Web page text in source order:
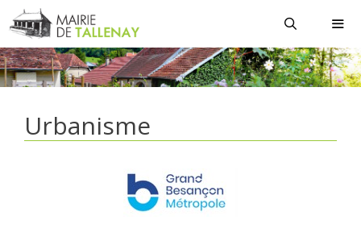
Aller
au
contenu
Urbanisme